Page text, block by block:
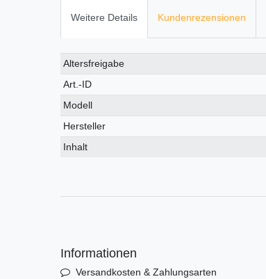
Weitere Details Kundenrezensionen
Technisches
Merkmal
Wert
Altersfreigabe
Art.-ID
Modell
Hersteller
Inhalt
Informationen
Versandkosten & Zahlungsarten